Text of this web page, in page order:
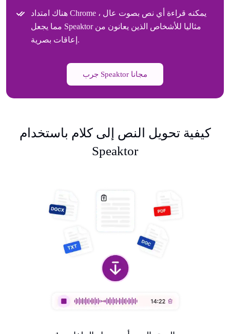
هناك امتداد Chrome يمكنه قراءة أي نص بصوت عال ،
مما يجعل Speaktor مثاليا للأشخاص الذين يعانون من
إعاقات بصرية.
جرب Speaktor مجانا
كيفية تحويل النص إلى كلام باستخدام
Speaktor